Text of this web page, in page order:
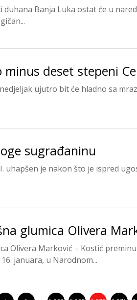
duhana Banja Luka ostat će u
deset stepeni
ujutro bit će hladno sa
sugrađaninu
uhapšen je nakon što je ispred
glumica Olivera
Olivera Marković – Kostić
januara, u Narodnom...